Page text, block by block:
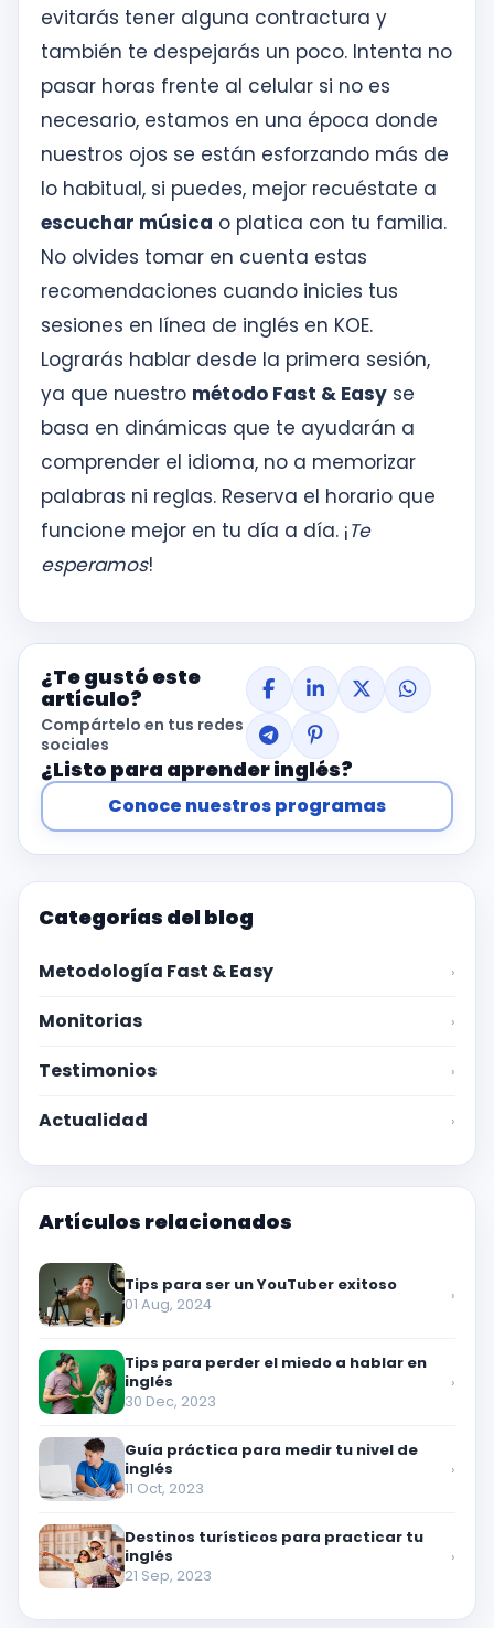
evitarás tener alguna contractura y
también te despejarás un poco. Intenta no
pasar horas frente al celular si no es
necesario, estamos en una época donde
nuestros ojos se están esforzando más de
lo habitual, si puedes, mejor recuéstate a
escuchar música o platica con tu familia.
No olvides tomar en cuenta estas
recomendaciones cuando inicies tus
sesiones en línea de inglés en KOE.
Lograrás hablar desde la primera sesión,
ya que nuestro método Fast & Easy se
basa en dinámicas que te ayudarán a
comprender el idioma, no a memorizar
palabras ni reglas. Reserva el horario que
funcione mejor en tu día a día. ¡Te
esperamos!
¿Te gustó este
artículo?
Compártelo en tus redes
sociales
¿Listo para aprender inglés?
Conoce nuestros programas
Categorías del blog
Metodología Fast & Easy ›
Monitorias ›
Testimonios ›
Actualidad ›
Artículos relacionados
Tips para ser un YouTuber exitoso
01 Aug, 2024 ›
Tips para perder el miedo a hablar en
inglés
30 Dec, 2023
›
Guía práctica para medir tu nivel de
inglés
11 Oct, 2023
›
Destinos turísticos para practicar tu
inglés
21 Sep, 2023
›